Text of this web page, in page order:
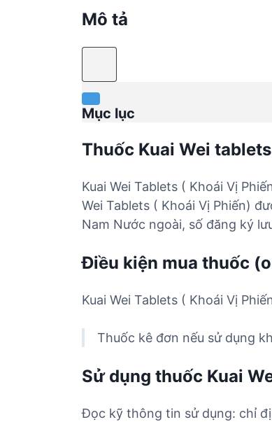
Mô tả
Mục lục
Thuốc Kuai Wei
Kuai Wei Tablets ( Khoái Vị
Wei Tablets ( Khoái Vị Phiến)
Nam Nước ngoài, số đăng ký
Điều kiện mua thuốc
Kuai Wei Tablets ( Khoái Vị
Thuốc kê đơn nếu sử dụng
Sử dụng thuốc Kuai
Đọc kỹ thông tin sử dụng: chỉ